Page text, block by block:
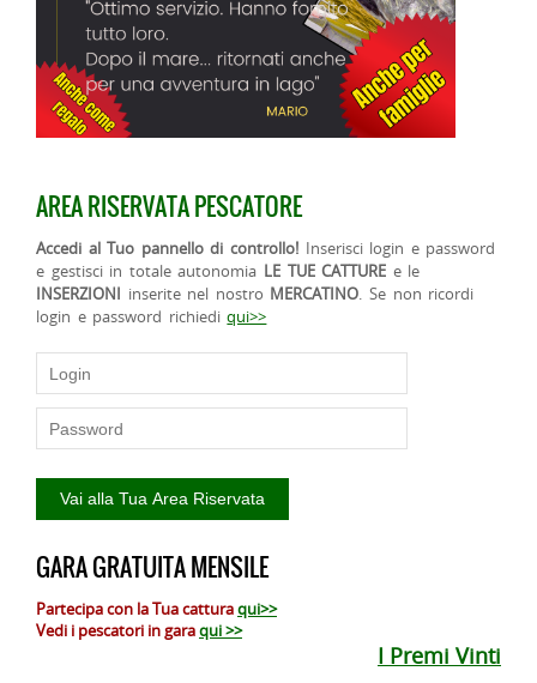
AREA RISERVATA PESCATORE
Accedi al Tuo pannello di controllo! Inserisci login e password
e gestisci in totale autonomia LE TUE CATTURE e le
INSERZIONI inserite nel nostro MERCATINO. Se non ricordi
login e password richiediqui>>
GARA GRATUITA MENSILE
Partecipa con la Tua catturaqui>>
Vedi i pescatori in garaqui >>
I Premi Vinti